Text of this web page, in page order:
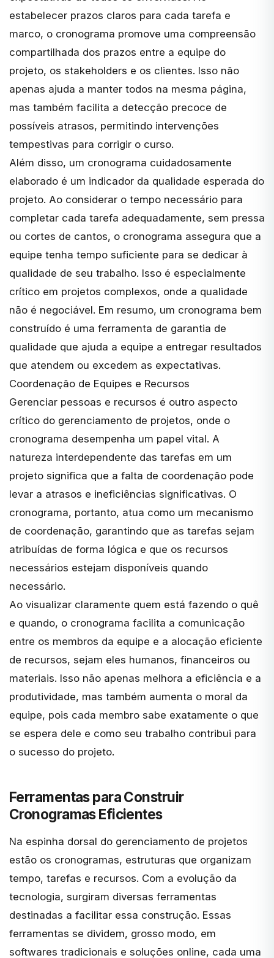
estabelecer prazos claros para cada tarefa e
marco, o cronograma promove uma compreensão
compartilhada dos prazos entre a equipe do
projeto, os stakeholders e os clientes. Isso não
apenas ajuda a manter todos na mesma página,
mas também facilita a detecção precoce de
possíveis atrasos, permitindo intervenções
tempestivas para corrigir o curso.
Além disso, um cronograma cuidadosamente
elaborado é um indicador da qualidade esperada do
projeto. Ao considerar o tempo necessário para
completar cada tarefa adequadamente, sem pressa
ou cortes de cantos, o cronograma assegura que a
equipe tenha tempo suficiente para se dedicar à
qualidade de seu trabalho. Isso é especialmente
crítico em projetos complexos, onde a qualidade
não é negociável. Em resumo, um cronograma bem
construído é uma ferramenta de garantia de
qualidade que ajuda a equipe a entregar resultados
que atendem ou excedem as expectativas.
Coordenação de Equipes e Recursos
Gerenciar pessoas e recursos é outro aspecto
crítico do gerenciamento de projetos, onde o
cronograma desempenha um papel vital. A
natureza interdependente das tarefas em um
projeto significa que a falta de coordenação pode
levar a atrasos e ineficiências significativas. O
cronograma, portanto, atua como um mecanismo
de coordenação, garantindo que as tarefas sejam
atribuídas de forma lógica e que os recursos
necessários estejam disponíveis quando
necessário.
Ao visualizar claramente quem está fazendo o quê
e quando, o cronograma facilita a comunicação
entre os membros da equipe e a alocação eficiente
de recursos, sejam eles humanos, financeiros ou
materiais. Isso não apenas melhora a eficiência e a
produtividade, mas também aumenta o moral da
equipe, pois cada membro sabe exatamente o que
se espera dele e como seu trabalho contribui para
o sucesso do projeto.
Ferramentas para Construir
Cronogramas Eficientes
Na espinha dorsal do gerenciamento de projetos
estão os cronogramas, estruturas que organizam
tempo, tarefas e recursos. Com a evolução da
tecnologia, surgiram diversas ferramentas
destinadas a facilitar essa construção. Essas
ferramentas se dividem, grosso modo, em
softwares tradicionais e soluções online, cada uma